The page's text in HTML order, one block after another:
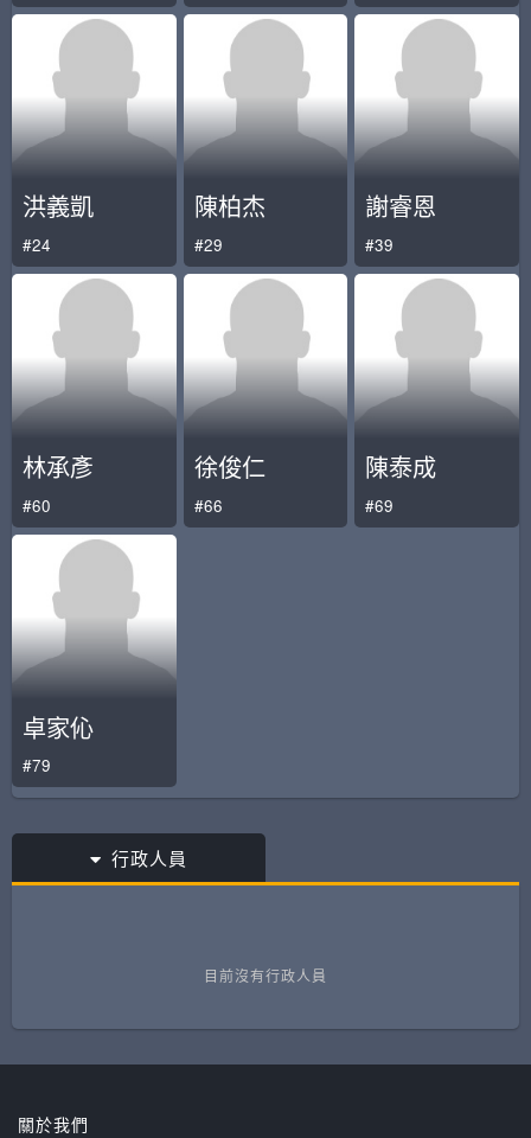
洪義凱
#24
陳柏杰
#29
謝睿恩
#39
林承彥
#60
徐俊仁
#66
陳泰成
#69
卓家伈
#79
行政人員
目前沒有行政人員
關於我們